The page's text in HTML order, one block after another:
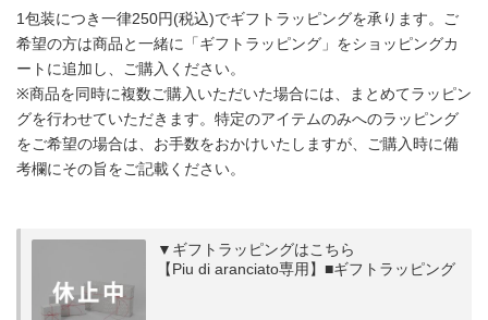
1包装につき一律250円(税込)でギフトラッピングを承ります。ご
希望の方は商品と一緒に「ギフトラッピング」をショッピングカ
ートに追加し、ご購入ください。
※商品を同時に複数ご購入いただいた場合には、まとめてラッピン
グを行わせていただきます。特定のアイテムのみへのラッピング
をご希望の場合は、お手数をおかけいたしますが、ご購入時に備
考欄にその旨をご記載ください。
▼ギフトラッピングはこちら
【Piu di aranciato専用】■ギフトラッピング